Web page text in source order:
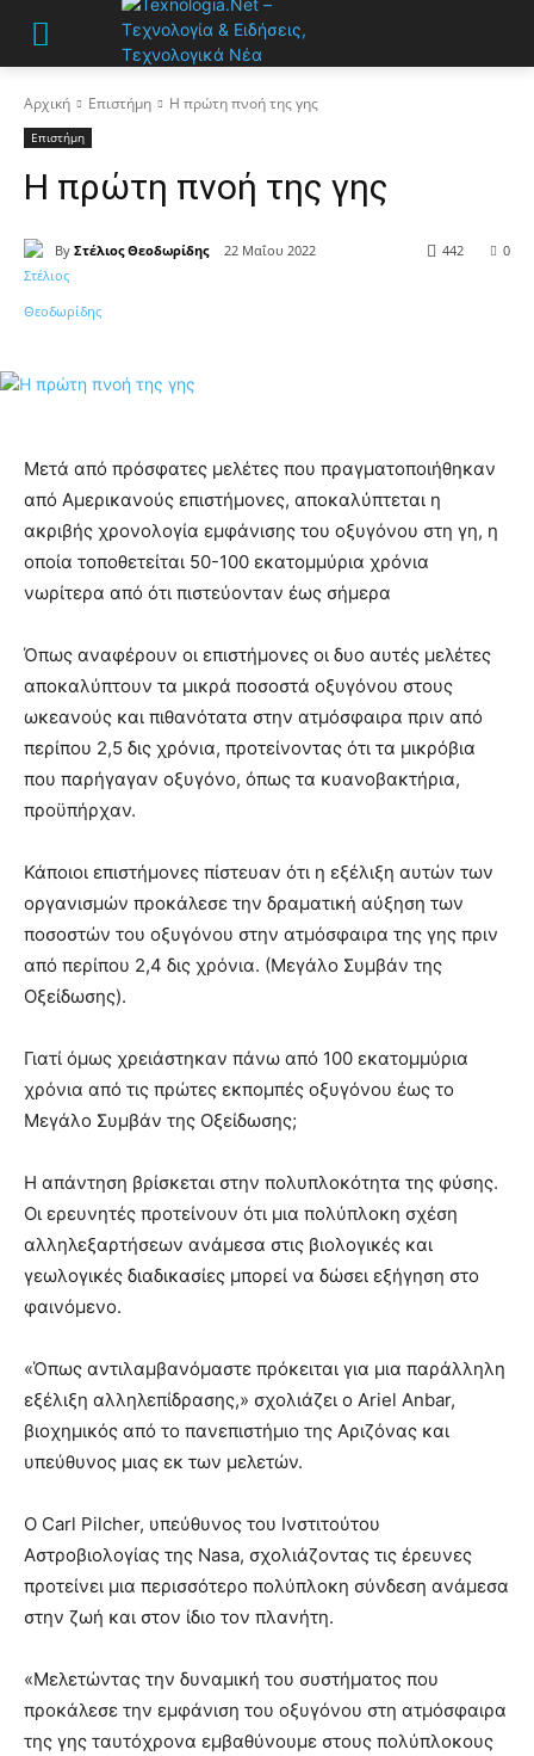
Αρχική Επιστήμη Η πρώτη πνοή της γης
Επιστήμη
Η πρώτη πνοή της γης
By Στέλιος Θεοδωρίδης 22 Μαΐου 2022 0
442
Μετά από πρόσφατες μελέτες που πραγματοποιήθηκαν
από Αμερικανούς επιστήμονες, αποκαλύπτεται η
ακριβής χρονολογία εμφάνισης του οξυγόνου στη γη, η
οποία τοποθετείται 50-100 εκατομμύρια χρόνια
νωρίτερα από ότι πιστεύονταν έως σήμερα
Όπως αναφέρουν οι επιστήμονες οι δυο αυτές μελέτες
αποκαλύπτουν τα μικρά ποσοστά οξυγόνου στους
ωκεανούς και πιθανότατα στην ατμόσφαιρα πριν από
περίπου 2,5 δις χρόνια, προτείνοντας ότι τα μικρόβια
που παρήγαγαν οξυγόνο, όπως τα κυανοβακτήρια,
προϋπήρχαν.
Κάποιοι επιστήμονες πίστευαν ότι η εξέλιξη αυτών των
οργανισμών προκάλεσε την δραματική αύξηση των
ποσοστών του οξυγόνου στην ατμόσφαιρα της γης πριν
από περίπου 2,4 δις χρόνια. (Μεγάλο Συμβάν της
Οξείδωσης).
Γιατί όμως χρειάστηκαν πάνω από 100 εκατομμύρια
χρόνια από τις πρώτες εκπομπές οξυγόνου έως το
Μεγάλο Συμβάν της Οξείδωσης;
Η απάντηση βρίσκεται στην πολυπλοκότητα της φύσης.
Οι ερευνητές προτείνουν ότι μια πολύπλοκη σχέση
αλληλεξαρτήσεων ανάμεσα στις βιολογικές και
γεωλογικές διαδικασίες μπορεί να δώσει εξήγηση στο
φαινόμενο.
«Όπως αντιλαμβανόμαστε πρόκειται για μια παράλληλη
εξέλιξη αλληλεπίδρασης,» σχολιάζει ο Ariel Anbar,
βιοχημικός από το πανεπιστήμιο της Αριζόνας και
υπεύθυνος μιας εκ των μελετών.
Ο Carl Pilcher, υπεύθυνος του Ινστιτούτου
Αστροβιολογίας της Nasa, σχολιάζοντας τις έρευνες
προτείνει μια περισσότερο πολύπλοκη σύνδεση ανάμεσα
στην ζωή και στον ίδιο τον πλανήτη.
«Μελετώντας την δυναμική του συστήματος που
προκάλεσε την εμφάνιση του οξυγόνου στη ατμόσφαιρα
της γης ταυτόχρονα εμβαθύνουμε στους πολύπλοκους